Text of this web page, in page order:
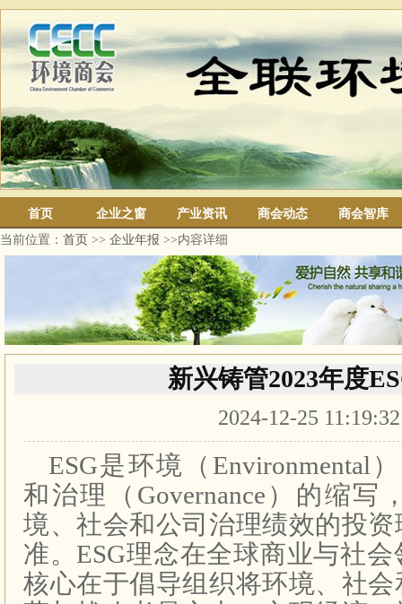
首页 企业之窗 产业资讯 商会动态
商会智库
当前位置： 首页 >> 企业年报 >>内容详细
新兴铸管2023年度
2024-12-25
ESG是环境（Environmental
和治理（Governance）的缩写
境、社会和公司治理绩效的投
准。ESG理念在全球商业与社
核心在于倡导组织将环境、社